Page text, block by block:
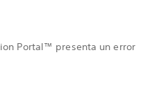
Portal™ presenta un error